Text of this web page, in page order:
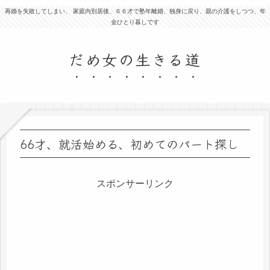
再婚を失敗してしまい、 家庭内別居後、６６才で塾年離婚、独身に戻り、親の介護をしつつ、年
金ひとり暮しです
だめ女の生きる道
66才、就活始める、初めてのパート探し
スポンサーリンク